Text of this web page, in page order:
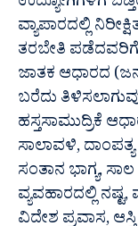
ವ್ಯಾಪಾರದಲ್ಲಿ
ತರಬೇತಿ
ಜಾತಕ ಆಧಾರದ
ಬರೆದು
ಹಸ್ತಸಾಮುದ್ರಿಕೆ
ಸಾಲಾವಳಿ,
ಸಂತಾನ ಭಾಗ್ಯ,
ವ್ಯವಹಾರದಲ್ಲಿ ನಷ್ಟ,
ವಿದೇಶ ಪ್ರವಾಸ,